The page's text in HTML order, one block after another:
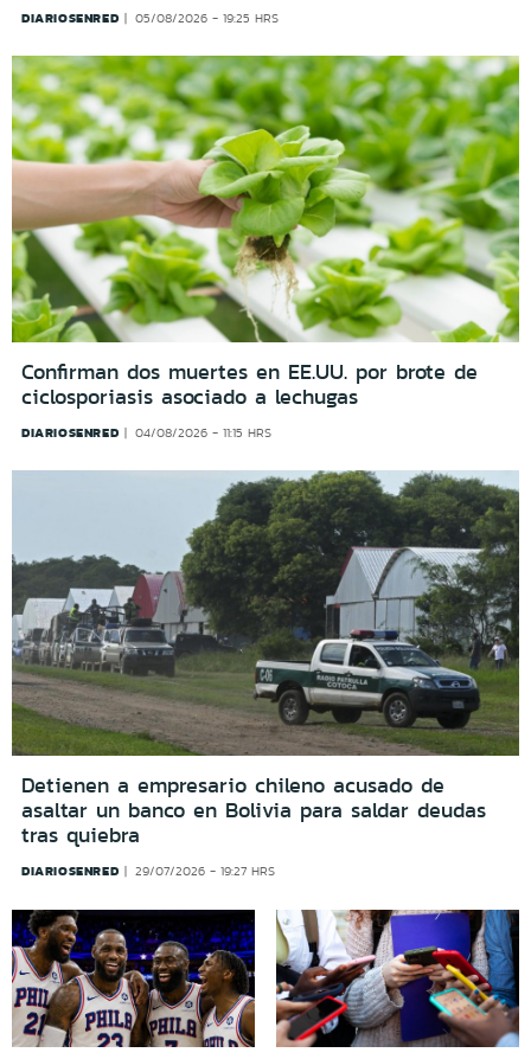
DIARIOSENRED 05/08/2026 - 19:25 HRS
Confirman dos muertes en EE.UU. por brote de
ciclosporiasis asociado a lechugas
DIARIOSENRED 04/08/2026 - 11:15 HRS
Detienen a empresario chileno acusado de
asaltar un banco en Bolivia para saldar deudas
tras quiebra
DIARIOSENRED 29/07/2026 - 19:27 HRS